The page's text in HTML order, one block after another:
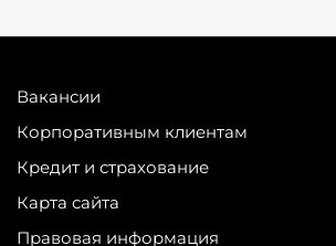
Вакансии
Корпоративным клиентам
Кредит и страхование
Карта сайта
Правовая информация